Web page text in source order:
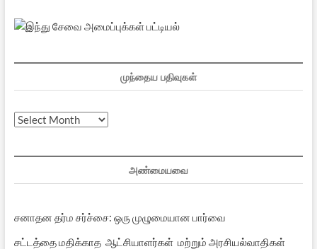
முந்தைய பதிவுகள்
முந்தைய
அண்மையவை
சனாதன தர்ம சர்ச்சை: ஒரு முழுமையான பார்வை
சட்டத்தை மதிக்காத ஆட்சியாளர்கள் மற்றும் அரசியல்வாதிகள்